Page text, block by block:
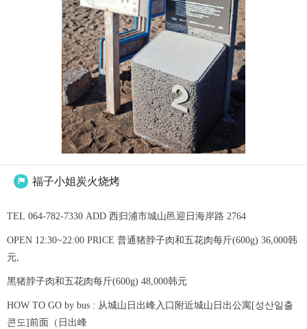
 福子小姐炭火烧烤
TEL 064-782-7330 ADD 西归浦市城山邑迎日海岸路 2764
OPEN 12:30~22:00 PRICE 普通猪脖子肉和五花肉每斤(600g) 36,000韩
元,
黑猪脖子肉和五花肉每斤(600g) 48,000韩元
HOW TO GO by bus : 从城山日出峰入口附近城山日出公寓[성산일출
콘도]前面（日出峰